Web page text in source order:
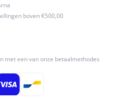
boven €500,00
met een van onze betaalmethodes